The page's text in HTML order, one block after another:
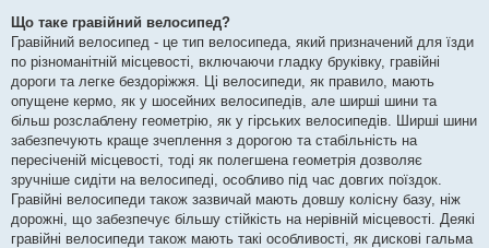
Що таке гравійний велосипед?
Гравійний велосипед - це тип велосипеда, який призначений для їзди
по різноманітній місцевості, включаючи гладку бруківку, гравійні
дороги та легке бездоріжжя. Ці велосипеди, як правило, мають
опущене кермо, як у шосейних велосипедів, але ширші шини та
більш розслаблену геометрію, як у гірських велосипедів. Ширші шини
забезпечують краще зчеплення з дорогою та стабільність на
пересіченій місцевості, тоді як полегшена геометрія дозволяє
зручніше сидіти на велосипеді, особливо під час довгих поїздок.
Гравійні велосипеди також зазвичай мають довшу колісну базу, ніж
дорожні, що забезпечує більшу стійкість на нерівній місцевості. Деякі
гравійні велосипеди також мають такі особливості, як дискові гальма